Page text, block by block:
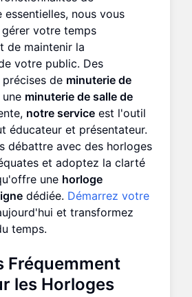
nous vous
votre temps
de maintenir la
votre public. Des
de minuterie de
une minuterie de salle de
notre service est l'outil
éducateur et présentateur.
débattre avec des horloges
et adoptez la clarté
une horloge
dédiée. Démarrez votre
et transformez
temps.
Fréquemment
les Horloges